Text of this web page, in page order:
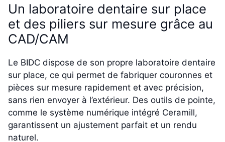
Un laboratoire dentaire sur place
et des piliers sur mesure grâce au
CAD/CAM
Le BIDC dispose de son propre laboratoire dentaire
sur place, ce qui permet de fabriquer couronnes et
pièces sur mesure rapidement et avec précision,
sans rien envoyer à l’extérieur. Des outils de pointe,
comme le système numérique intégré Ceramill,
garantissent un ajustement parfait et un rendu
naturel.